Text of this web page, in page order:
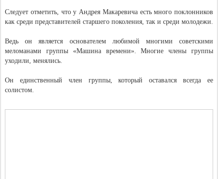
Следует отметить, что у Андрея Макаревича есть много поклонников
как среди представителей старшего поколения, так и среди молодежи.
Ведь он является основателем любимой многими советскими
меломанами группы «Машина времени». Многие члены группы
уходили, менялись.
Он единственный член группы, который оставался всегда ее
солистом.